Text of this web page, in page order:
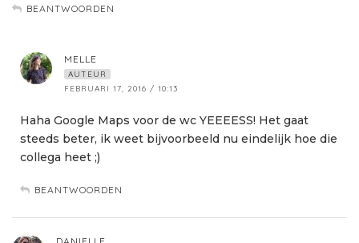
BEANTWOORDEN
MELLE
AUTEUR
FEBRUARI 17, 2016 / 10:13
Haha Google Maps voor de wc YEEEESS! Het gaat
steeds beter, ik weet bijvoorbeeld nu eindelijk hoe die
collega heet ;)
BEANTWOORDEN